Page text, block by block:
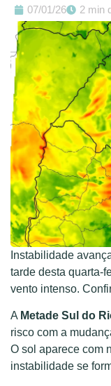
07/01/26 2 min
Instabilidade
tarde desta quarta-
vento intenso.
A Metade Sul do
risco com a
O sol aparece com
instabilidade se